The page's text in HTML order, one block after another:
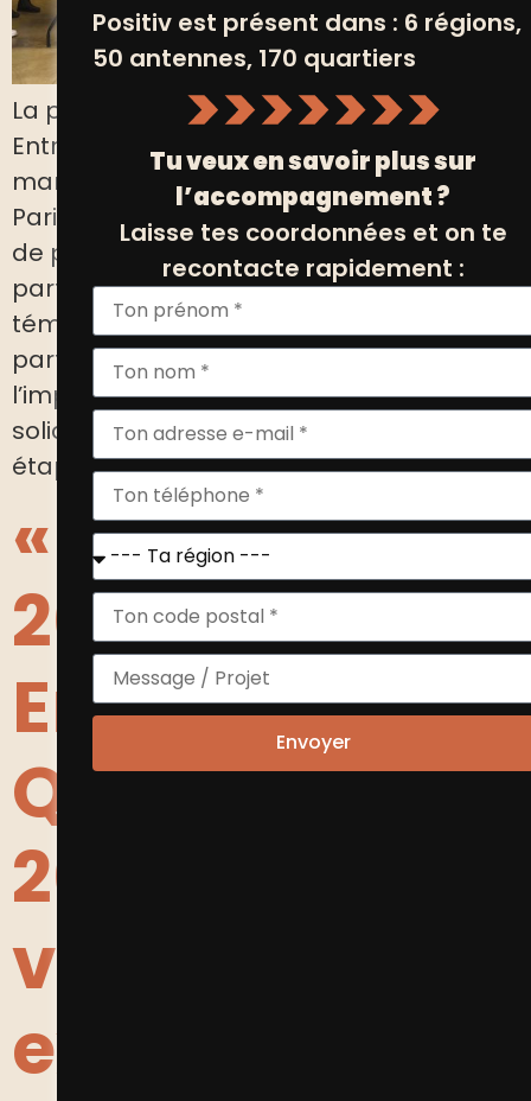
La première soirée « Melting Pot
Entrepreneuriat » de Positiv s’est tenue fin
mars à la Maison de la conversation à
Paris, et a réuni entrepreneurs, porteurs
de projets, équipes de Positiv et
partenaires. Entre ateliers enrichissants,
témoignages inspirants et moments de
partage, cette soirée a mis en lumière
l’importance d’un réseau de soutien et de
solidarité pour réussir chacune des
étapes de la création d’entreprise.
« Quartiers
2030,
Quartiers
2030 », on
vous
explique !
Positiv est présent dans : 6 régions,
50 antennes, 170 quartiers
Tu veux en savoir plus sur
l’accompagnement ?
Laisse tes coordonnées et on te
recontacte rapidement :
Envoyer